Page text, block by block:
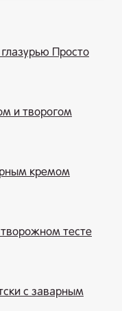
Просто
и творогом
кремом
тесте
с заварным